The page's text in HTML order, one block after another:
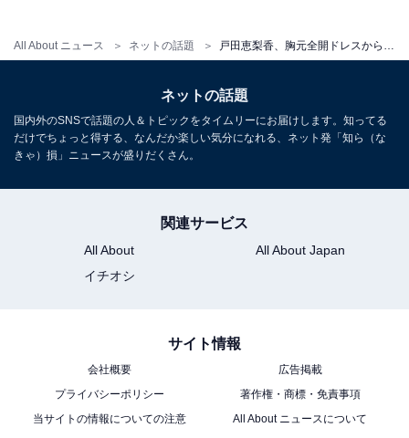
All About ニュース ネットの話題 戸田恵梨香、胸元全開ドレスから谷間ちら見え！ 「カルティエ」イベントで大人セクシーな姿を披露
ネットの話題
国内外のSNSで話題の人＆トピックをタイムリーにお届けします。知ってる
だけでちょっと得する、なんだか楽しい気分になれる、ネット発「知ら（な
きゃ）損」ニュースが盛りだくさん。
関連サービス
All About
All About Japan
イチオシ
サイト情報
会社概要
広告掲載
プライバシーポリシー
著作権・商標・免責事項
当サイトの情報についての注意
All About ニュースについて